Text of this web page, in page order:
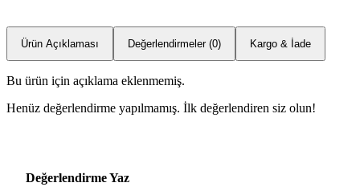
Ürün Açıklaması Değerlendirmeler (0) Kargo & İade
Bu ürün için açıklama eklenmemiş.
Henüz değerlendirme yapılmamış. İlk değerlendiren siz olun!
Değerlendirme Yaz